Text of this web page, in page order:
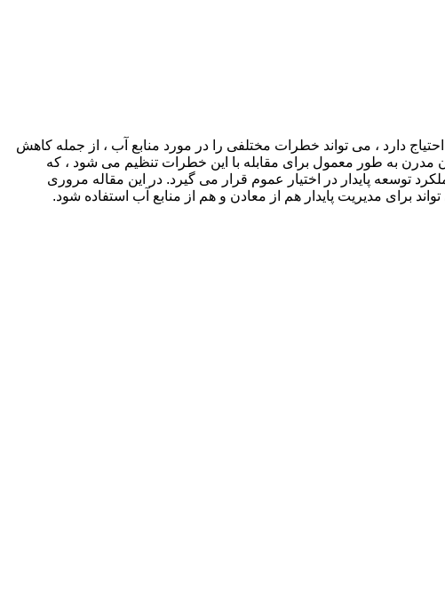
دارد ، می تواند خطرات مختلفی را در مورد منابع آب ، از جمله کاهش
به طور معمول برای مقابله با این خطرات تنظیم می شود ، که
پایدار در اختیار عموم قرار می گیرد. در این مقاله مروری
برای مدیریت پایدار هم از معادن و هم از منابع آب استفاده شود.